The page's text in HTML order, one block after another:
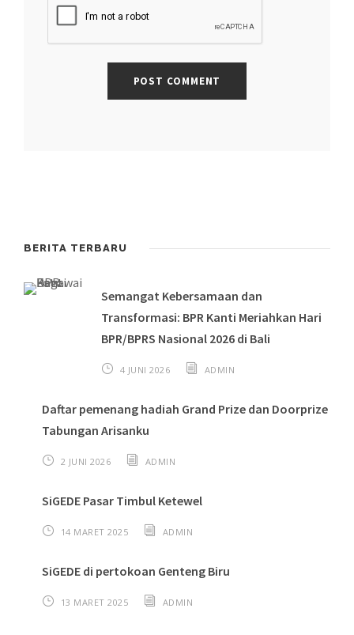
BERITA TERBARU
Semangat Kebersamaan dan
Transformasi: BPR Kanti Meriahkan Hari
BPR/BPRS Nasional 2026 di Bali
4 JUNI 2026 ADMIN
Daftar pemenang hadiah Grand Prize dan Doorprize
Tabungan Arisanku
2 JUNI 2026 ADMIN
SiGEDE Pasar Timbul Ketewel
14 MARET 2025 ADMIN
SiGEDE di pertokoan Genteng Biru
13 MARET 2025 ADMIN